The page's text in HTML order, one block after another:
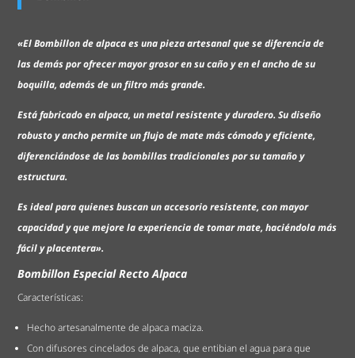
«El Bombillon de alpaca es una pieza artesanal que se diferencia de
las demás por ofrecer mayor grosor en su caño y en el ancho de su
boquilla, además de un filtro más grande.
Está fabricado en alpaca, un metal resistente y duradero. Su diseño
robusto y ancho permite un flujo de mate más cómodo y eficiente,
diferenciándose de las bombillas tradicionales por su tamaño y
estructura.
Es ideal para quienes buscan un accesorio resistente, con mayor
capacidad y que mejore la experiencia de tomar mate, haciéndola más
fácil y placentera».
Bombillon Especial Recto Alpaca
Características:
Hecho artesanalmente de alpaca maciza.
Con difusores cincelados de alpaca, que entibian el agua para que